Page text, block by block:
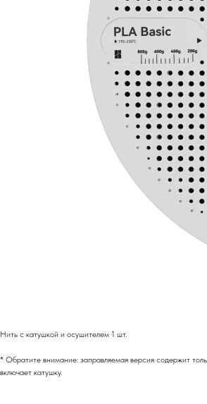
Нить с катушкой и осушителем 1 шт.
* Обратите внимание: заправляемая версия содержит
включает катушку.